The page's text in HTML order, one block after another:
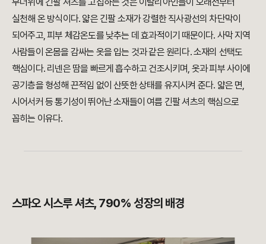
실천해 온 방식이다. 얇은 긴팔 소재가 강렬한 직사광선의 차단막이
되어주고, 피부 체감온도를 낮추는 데 효과적이기 때문이다. 사막 지역
사람들이 온몸을 감싸는 옷을 입는 것과 같은 원리다. 소재의 선택도
핵심이다. 리넨은 땀을 빠르게 흡수하고 건조시키며, 옷과 피부 사이에
공기층을 형성해 끈적임 없이 산뜻한 상태를 유지시켜 준다. 얇은 면,
시어서커 등 통기성이 뛰어난 소재들이 여름 긴팔 셔츠의 핵심으로
꼽히는 이유다.
스파오 시스루 셔츠, 790% 성장의 배경